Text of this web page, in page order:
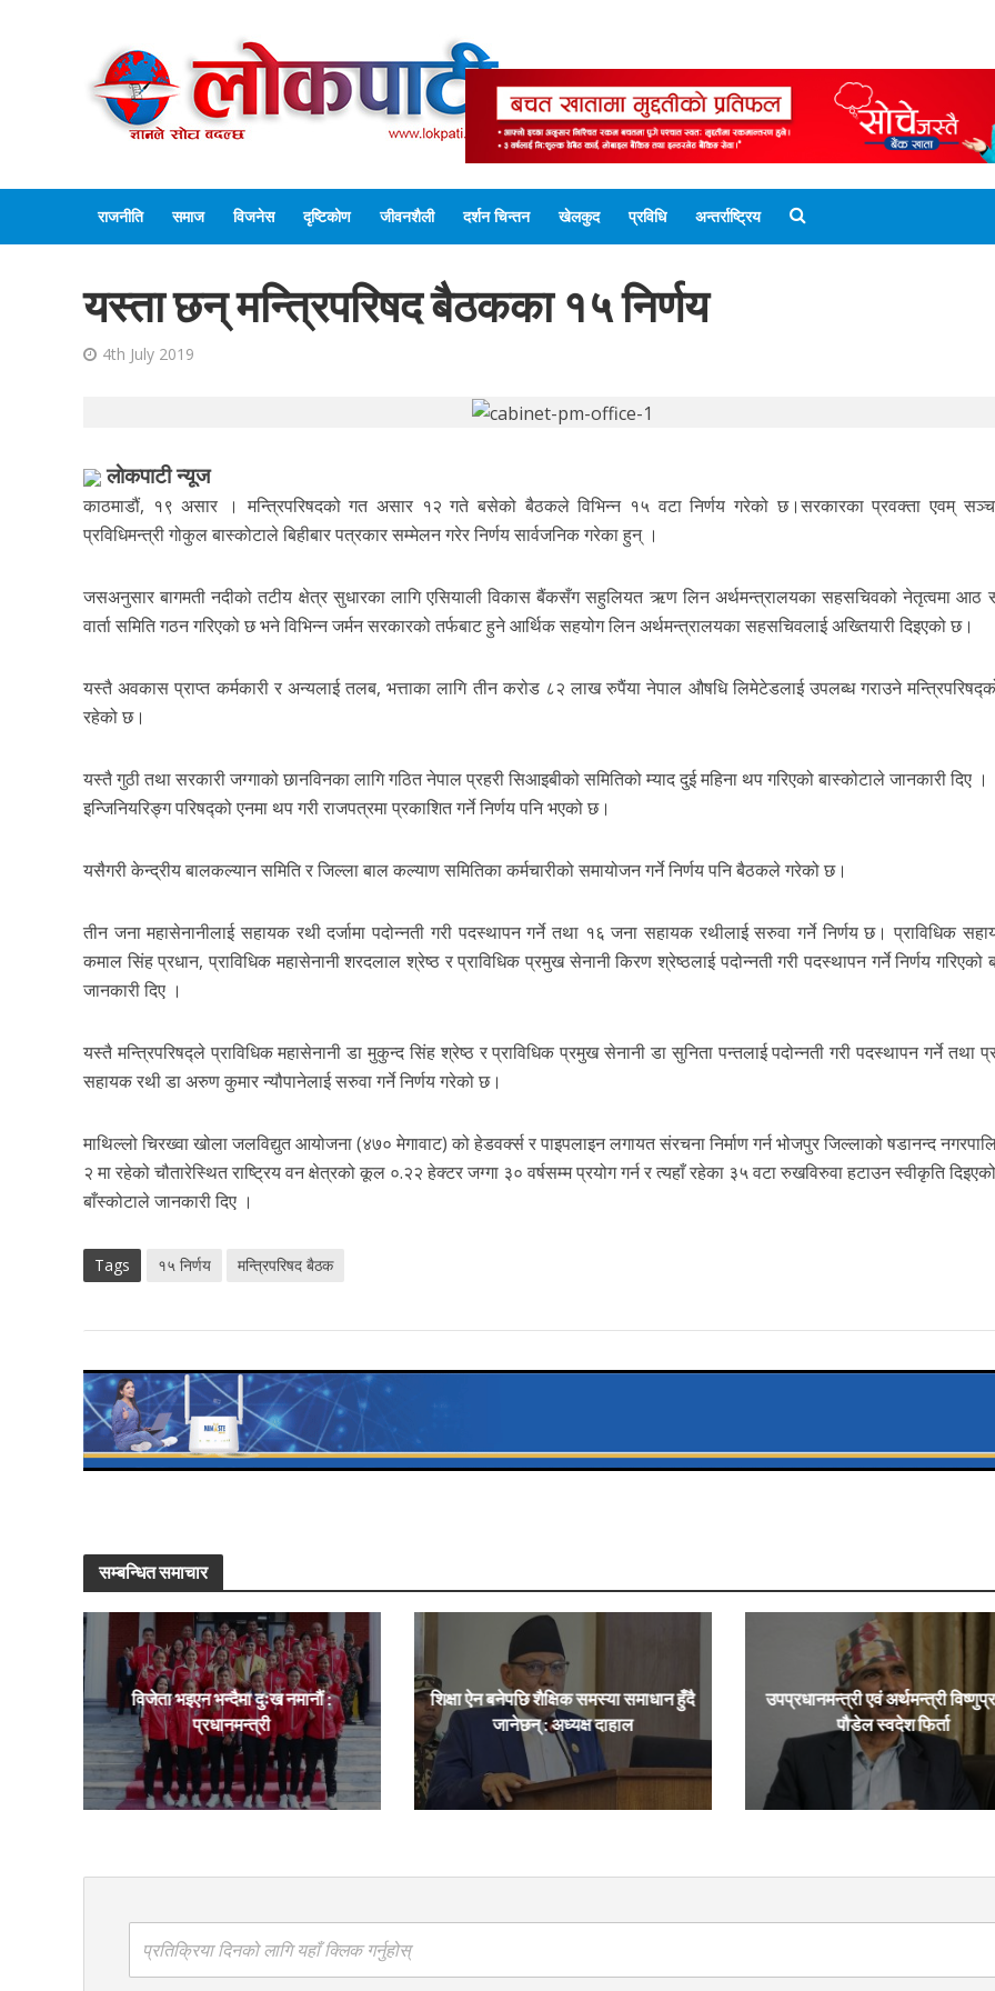
राजनीति समाज विजनेस दृष्टिकोण जीवनशैली दर्शन चिन्तन खेलकुद प्रविधि अन्तर्राष्ट्रिय
यस्ता छन् मन्त्रिपरिषद बैठकका १५ निर्णय
4th July 2019
लाेकपाटी न्यूज
काठमाडौं, १९ असार । मन्त्रिपरिषदको गत असार १२ गते बसेको बैठकले विभिन्न १५ वटा निर्णय गरेको छ।सरकारका प्रवक्ता एवम्
प्रविधिमन्त्री गोकुल बास्कोटाले बिहीबार पत्रकार सम्मेलन गरेर निर्णय सार्वजनिक गरेका हुन् ।
जसअनुसार बागमती नदीको तटीय क्षेत्र सुधारका लागि एसियाली विकास बैंकसँग सहुलियत ऋण लिन अर्थमन्त्रालयका सहसचिवको नेतृत्वमा आठ
वार्ता समिति गठन गरिएको छ भने विभिन्न जर्मन सरकारको तर्फबाट हुने आर्थिक सहयोग लिन अर्थमन्त्रालयका सहसचिवलाई अख्तियारी दिइएको छ।
यस्तै अवकास प्राप्त कर्मकारी र अन्यलाई तलब, भत्ताका लागि तीन करोड ८२ लाख रुपैंया नेपाल औषधि लिमेटेडलाई उपलब्ध गराउने
रहेको छ।
यस्तै गुठी तथा सरकारी जग्गाको छानविनका लागि गठित नेपाल प्रहरी सिआइबीको समितिको म्याद दुई महिना थप गरिएको बास्कोटाले जानकारी दिए ।
इन्जिनियरिङ्ग परिषद्को एनमा थप गरी राजपत्रमा प्रकाशित गर्ने निर्णय पनि भएको छ।
यसैगरी केन्द्रीय बालकल्यान समिति र जिल्ला बाल कल्याण समितिका कर्मचारीको समायोजन गर्ने निर्णय पनि बैठकले गरेको छ।
तीन जना महासेनानीलाई सहायक रथी दर्जामा पदोन्नती गरी पदस्थापन गर्ने तथा १६ जना सहायक रथीलाई सरुवा गर्ने निर्णय छ। प्राविधिक
कमाल सिंह प्रधान, प्राविधिक महासेनानी शरदलाल श्रेष्ठ र प्राविधिक प्रमुख सेनानी किरण श्रेष्ठलाई पदोन्नती गरी पदस्थापन गर्ने निर्णय गरिएको
जानकारी दिए ।
यस्तै मन्त्रिपरिषद्ले प्राविधिक महासेनानी डा मुकुन्द सिंह श्रेष्ठ र प्राविधिक प्रमुख सेनानी डा सुनिता पन्तलाई पदोन्नती गरी पदस्थापन गर्ने तथा
सहायक रथी डा अरुण कुमार न्यौपानेलाई सरुवा गर्ने निर्णय गरेको छ।
माथिल्लो चिरख्वा खोला जलविद्युत आयोजना (४७० मेगावाट) को हेडवर्क्स र पाइपलाइन लगायत संरचना निर्माण गर्न भोजपुर जिल्लाको षडानन्द
२ मा रहेको चौतारेस्थित राष्ट्रिय वन क्षेत्रको कूल ०.२२ हेक्टर जग्गा ३० वर्षसम्म प्रयोग गर्न र त्यहाँ रहेका ३५ वटा रुखविरुवा हटाउन स्वीकृति दिइएको
बाँस्कोटाले जानकारी दिए ।
Tags १५ निर्णय मन्त्रिपरिषद बैठक
सम्बन्धित समाचार
विजेता भइएन भन्दैमा दुःख नमानौं :
प्रधानमन्त्री
शिक्षा ऐन बनेपछि शैक्षिक समस्या समाधान हुँदै
जानेछन् : अध्यक्ष दाहाल
उपप्रधानमन्त्री एवं अर्थमन्त्री
पौडेल स्वदेश फिर्ता
प्रतिक्रिया दिनको लागि यहाँ क्लिक गर्नुहोस्